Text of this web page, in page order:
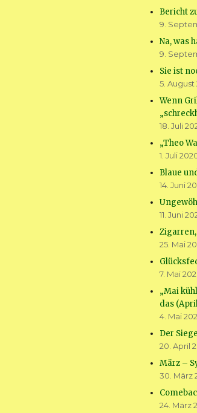
Bericht
9.
Na, was
9.
Sie ist
5. August
Wenn
18. Juli
„Theo
1. Juli
Blaue
14. Juni
11. Juni
25. Mai
7. Mai
„Mai
das
4. Mai
Der
20. April
März –
30. März
24. März